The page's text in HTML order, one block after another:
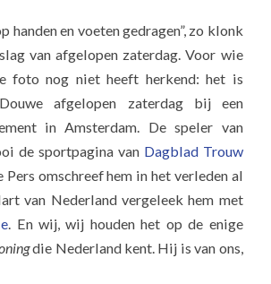
handen en voeten gedragen”, zo klonk
van afgelopen zaterdag. Voor wie
foto nog niet heeft herkend: het is
afgelopen zaterdag bij een
in Amsterdam. De speler van
de sportpagina van Dagblad Trouw
Pers omschreef hem in het verleden al
van Nederland vergeleek hem met
. En wij, wij houden het op de enige
die Nederland kent. Hij is van ons,